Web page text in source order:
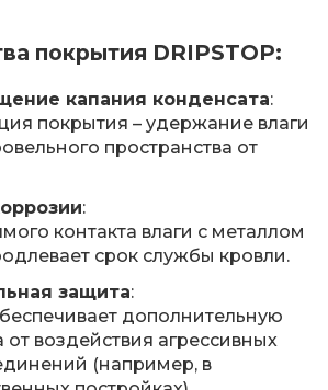
покрытия DRIPSTOP:
капания конденсата:
покрытия – удержание влаги
пространства от
:
контакта влаги с металлом
срок службы кровли.
защита:
дополнительную
воздействия агрессивных
(например, в